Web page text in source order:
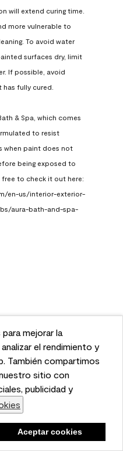
user experience
traffic on our website.
your use of our site
and analytics
Accept Cookies
mejorar la
el rendimiento y
También compartimos
sitio con
publicidad y
Aceptar cookies
will extend curing time.
more vulnerable to
To avoid water
surfaces dry, limit
If possible, avoid
fully cured.
& Spa, which comes
to resist
when paint does not
being exposed to
free to check it out here:
en-us/interior-exterior-
aura-bath-and-spa-
color
facing